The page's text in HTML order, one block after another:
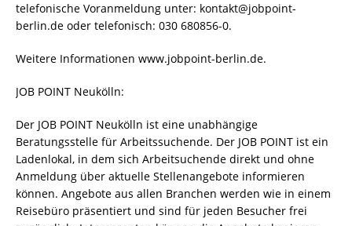
telefonische Voranmeldung unter: kontakt@jobpoint-
berlin.de oder telefonisch: 030 680856-0.
Weitere Informationen www.jobpoint-berlin.de.
JOB POINT Neukölln:
Der JOB POINT Neukölln ist eine unabhängige
Beratungsstelle für Arbeitssuchende. Der JOB POINT ist ein
Ladenlokal, in dem sich Arbeitsuchende direkt und ohne
Anmeldung über aktuelle Stellenangebote informieren
können. Angebote aus allen Branchen werden wie in einem
Reisebüro präsentiert und sind für jeden Besucher frei